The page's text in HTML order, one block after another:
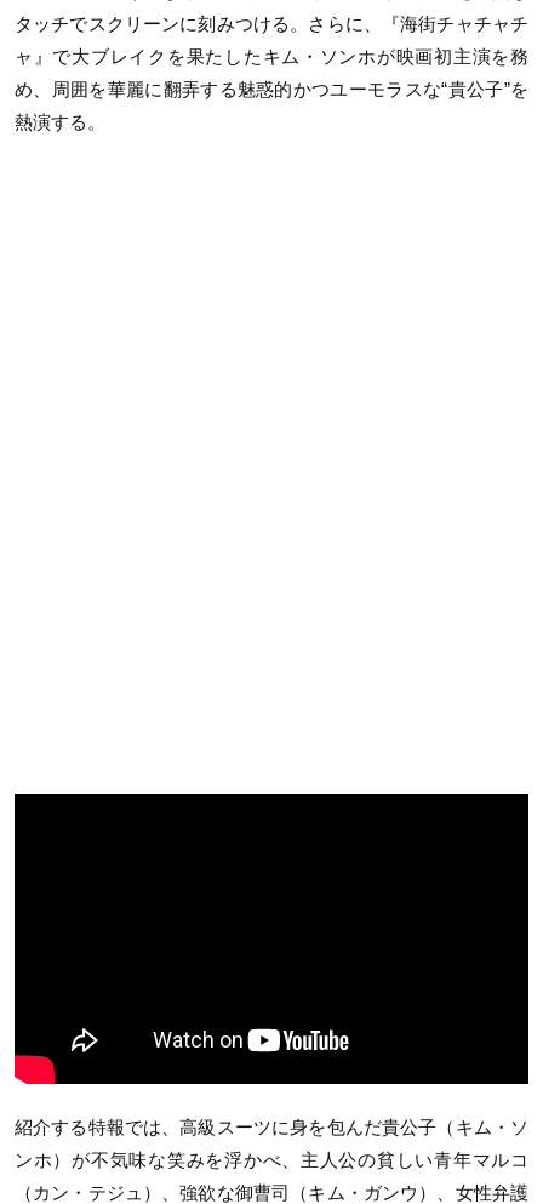
タッチでスクリーンに刻みつける。さらに、『海街チャチャチ
ャ』で大ブレイクを果たしたキム・ソンホが映画初主演を務
め、周囲を華麗に翻弄する魅惑的かつユーモラスな“貴公子”を
熱演する。
紹介する特報では、高級スーツに身を包んだ貴公子（キム・ソ
ンホ）が不気味な笑みを浮かべ、主人公の貧しい青年マルコ
（カン・テジュ）、強欲な御曹司（キム・ガンウ）、女性弁護